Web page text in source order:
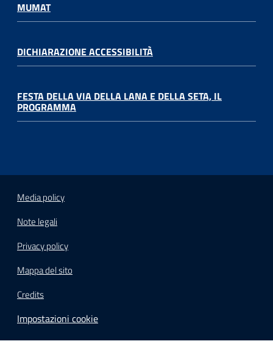
MUMAT
DICHIARAZIONE ACCESSIBILITÀ
FESTA DELLA VIA DELLA LANA E DELLA SETA, IL
PROGRAMMA
Media policy
Note legali
Privacy policy
Mappa del sito
Credits
Impostazioni cookie